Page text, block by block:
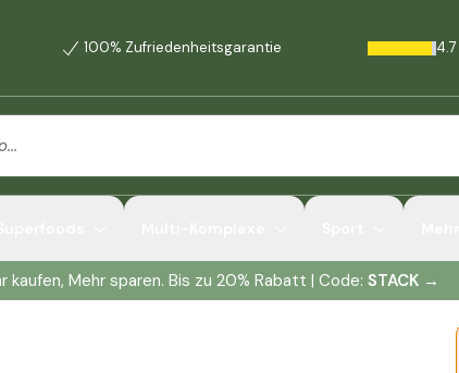
100% Zufriedenheitsgarantie 4.7
kaufen, Mehr sparen. Bis zu 20% Rabatt | Code: STACK →